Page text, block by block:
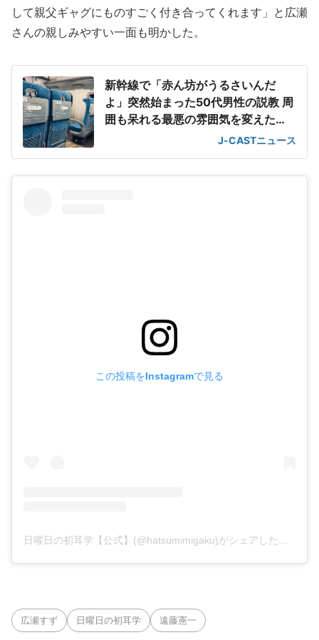
して親父ギャグにものすごく付き合ってくれます」と広瀬
さんの親しみやすい一面も明かした。
新幹線で「赤ん坊がうるさいんだ
よ」突然始まった50代男性の説教 周
囲も呆れる最悪の雰囲気を変えた
J-CASTニュース
この投稿をInstagramで見る
広瀬すず 日曜日の初耳学 遠藤憲一